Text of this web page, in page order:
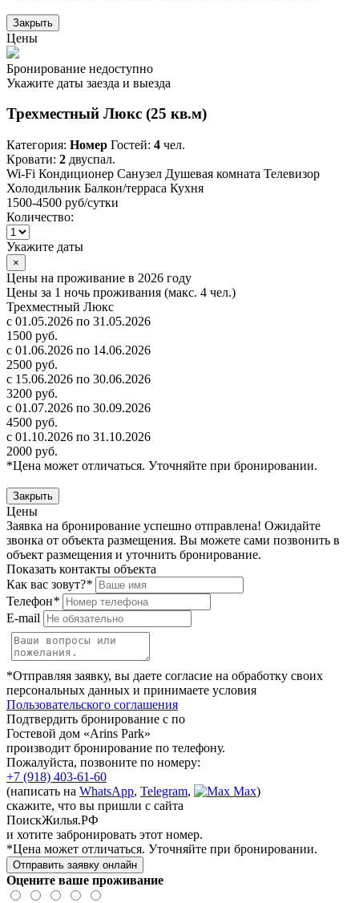
Закрыть
Цены
Бронирование недоступно
Укажите даты заезда и выезда
Трехместный Люкс (25 кв.м)
Категория: Номер Гостей: 4 чел.
Кровати: 2 двуспал.
Wi-Fi Кондиционер Санузел Душевая комната Телевизор
Холодильник Балкон/терраса Кухня
1500-4500 руб/сутки
Количество:
Укажите даты
×
Цены на проживание в 2026 году
Цены за 1 ночь проживания (макс. 4 чел.)
Трехместный Люкс
с 01.05.2026 по 31.05.2026
1500 руб.
с 01.06.2026 по 14.06.2026
2500 руб.
с 15.06.2026 по 30.06.2026
3200 руб.
с 01.07.2026 по 30.09.2026
4500 руб.
с 01.10.2026 по 31.10.2026
2000 руб.
*Цена может отличаться. Уточняйте при бронировании.
Закрыть
Цены
Заявка на бронирование успешно отправлена! Ожидайте
звонка от объекта размещения. Вы можете сами позвонить в
объект размещения и уточнить бронирование.
Показать контакты объекта
Как вас зовут?*
Телефон*
E-mail
*Отправляя заявку, вы даете согласие на обработку своих
персональных данных и принимаете условия
Пользовательского соглашения
Подтвердить бронирование с по
Гостевой дом «Arins Park»
производит бронирование по телефону.
Пожалуйста, позвоните по номеру:
+7 (918) 403-61-60
(написать на WhatsApp, Telegram, Max)
скажите, что вы пришли с сайта
ПоискЖилья.РФ
и хотите забронировать этот номер.
*Цена может отличаться. Уточняйте при бронировании.
Отправить заявку онлайн
Оцените ваше проживание